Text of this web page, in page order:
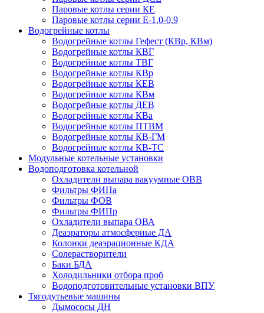
Паровые котлы серии КЕ
Паровые котлы серии Е-1,0-0,9
Водогрейные котлы
Водогрейные котлы Гефест (КВр, КВм)
Водогрейные котлы КВГ
Водогрейные котлы ТВГ
Водогрейные котлы КВр
Водогрейные котлы КЕВ
Водогрейные котлы КВм
Водогрейные котлы ДЕВ
Водогрейные котлы КВа
Водогрейные котлы ПТВМ
Водогрейные котлы КВ-ГМ
Водогрейные котлы КВ-ТС
Модульные котельные установки
Водоподготовка котельной
Охладители выпара вакуумные ОВВ
Фильтры ФИПа
Фильтры ФОВ
Фильтры ФИПр
Охладители выпара ОВА
Деаэраторы атмосферные ДА
Колонки деаэрационные КДА
Солерастворители
Баки БДА
Холодильники отбора проб
Водоподготовительные установки ВПУ
Тягодутьевые машины
Дымососы ДН